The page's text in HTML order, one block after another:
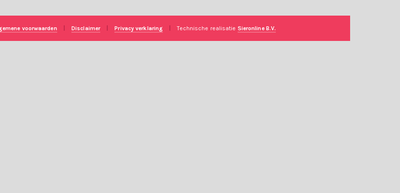
voorwaarden Disclaimer Privacy verklaring Technische realisatie Sieronline B.V.